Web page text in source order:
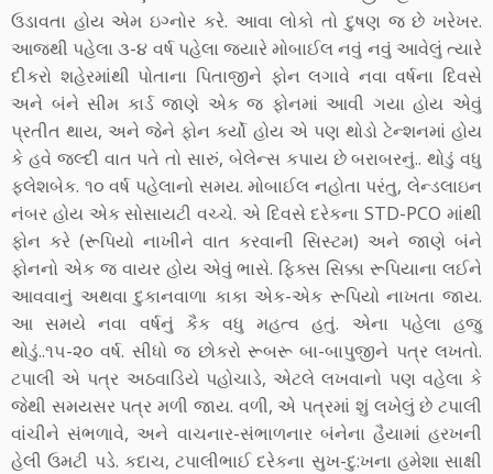
ઉડાવતા હોય એમ ઇગ્નોર કરે. આવા લોકો તો દુષણ જ છે ખરેખર.
આજથી પહેલા ૩-૪ વર્ષ પહેલા જયારે મોબાઈલ નવું નવું આવેલું ત્યારે
દીકરો શહેરમાંથી પોતાના પિતાજીને ફોન લગાવે નવા વર્ષના દિવસે
અને બંને સીમ કાર્ડ જાણે એક જ ફોનમાં આવી ગયા હોય એવું
પ્રતીત થાય, અને જેને ફોન કર્યો હોય એ પણ થોડો ટેન્શનમાં હોય
કે હવે જલ્દી વાત પતે તો સારું, બેલેન્સ કપાય છે બરાબરનું.. થોડું વધુ
ફ્લેશબેક. ૧૦ વર્ષ પહેલાનો સમય. મોબાઈલ નહોતા પરંતુ, લેન્ડલાઇન
નંબર હોય એક સોસાયટી વચ્ચે. એ દિવસે દરેકના STD-PCO માંથી
ફોન કરે (રૂપિયો નાખીને વાત કરવાની સિસ્ટમ) અને જાણે બંને
ફોનનો એક જ વાયર હોય એવું ભાસે. ફિક્સ સિક્કા રૂપિયાના લઈને
આવવાનું અથવા દુકાનવાળા કાકા એક-એક રૂપિયો નાખતા જાય.
આ સમયે નવા વર્ષનું કૈક વધુ મહત્વ હતું. એના પહેલા હજુ
થોડું..૧૫-૨૦ વર્ષ. સીધો જ છોકરો રૂબરૂ બા-બાપુજીને પત્ર લખતો.
ટપાલી એ પત્ર અઠવાડિયે પહોચાડે, એટલે લખવાનો પણ વહેલા કે
જેથી સમયસર પત્ર મળી જાય. વળી, એ પત્રમાં શું લખેલું છે ટપાલી
વાંચીને સંભળાવે, અને વાચનાર-સંભાળનાર બંનેના હૈયામાં હરખની
હેલી ઉમટી પડે. કદાચ, ટપાલીભાઈ દરેકના સુખ-દુ:ખના હમેશા સાક્ષી